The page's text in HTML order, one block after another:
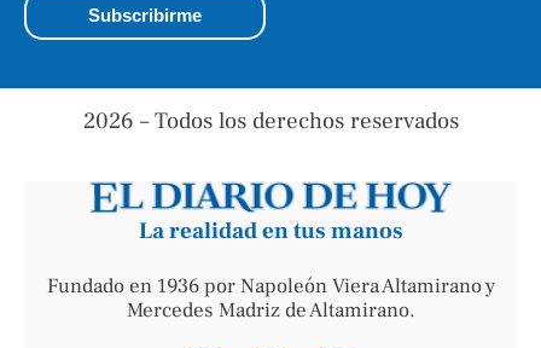
2026 – Todos los derechos reservados
La realidad en tus manos
Fundado en 1936 por Napoleón Viera Altamirano y
Mercedes Madriz de Altamirano.